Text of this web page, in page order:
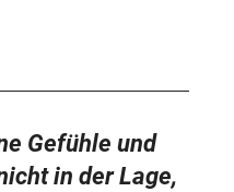
Gefühle und
in der Lage,